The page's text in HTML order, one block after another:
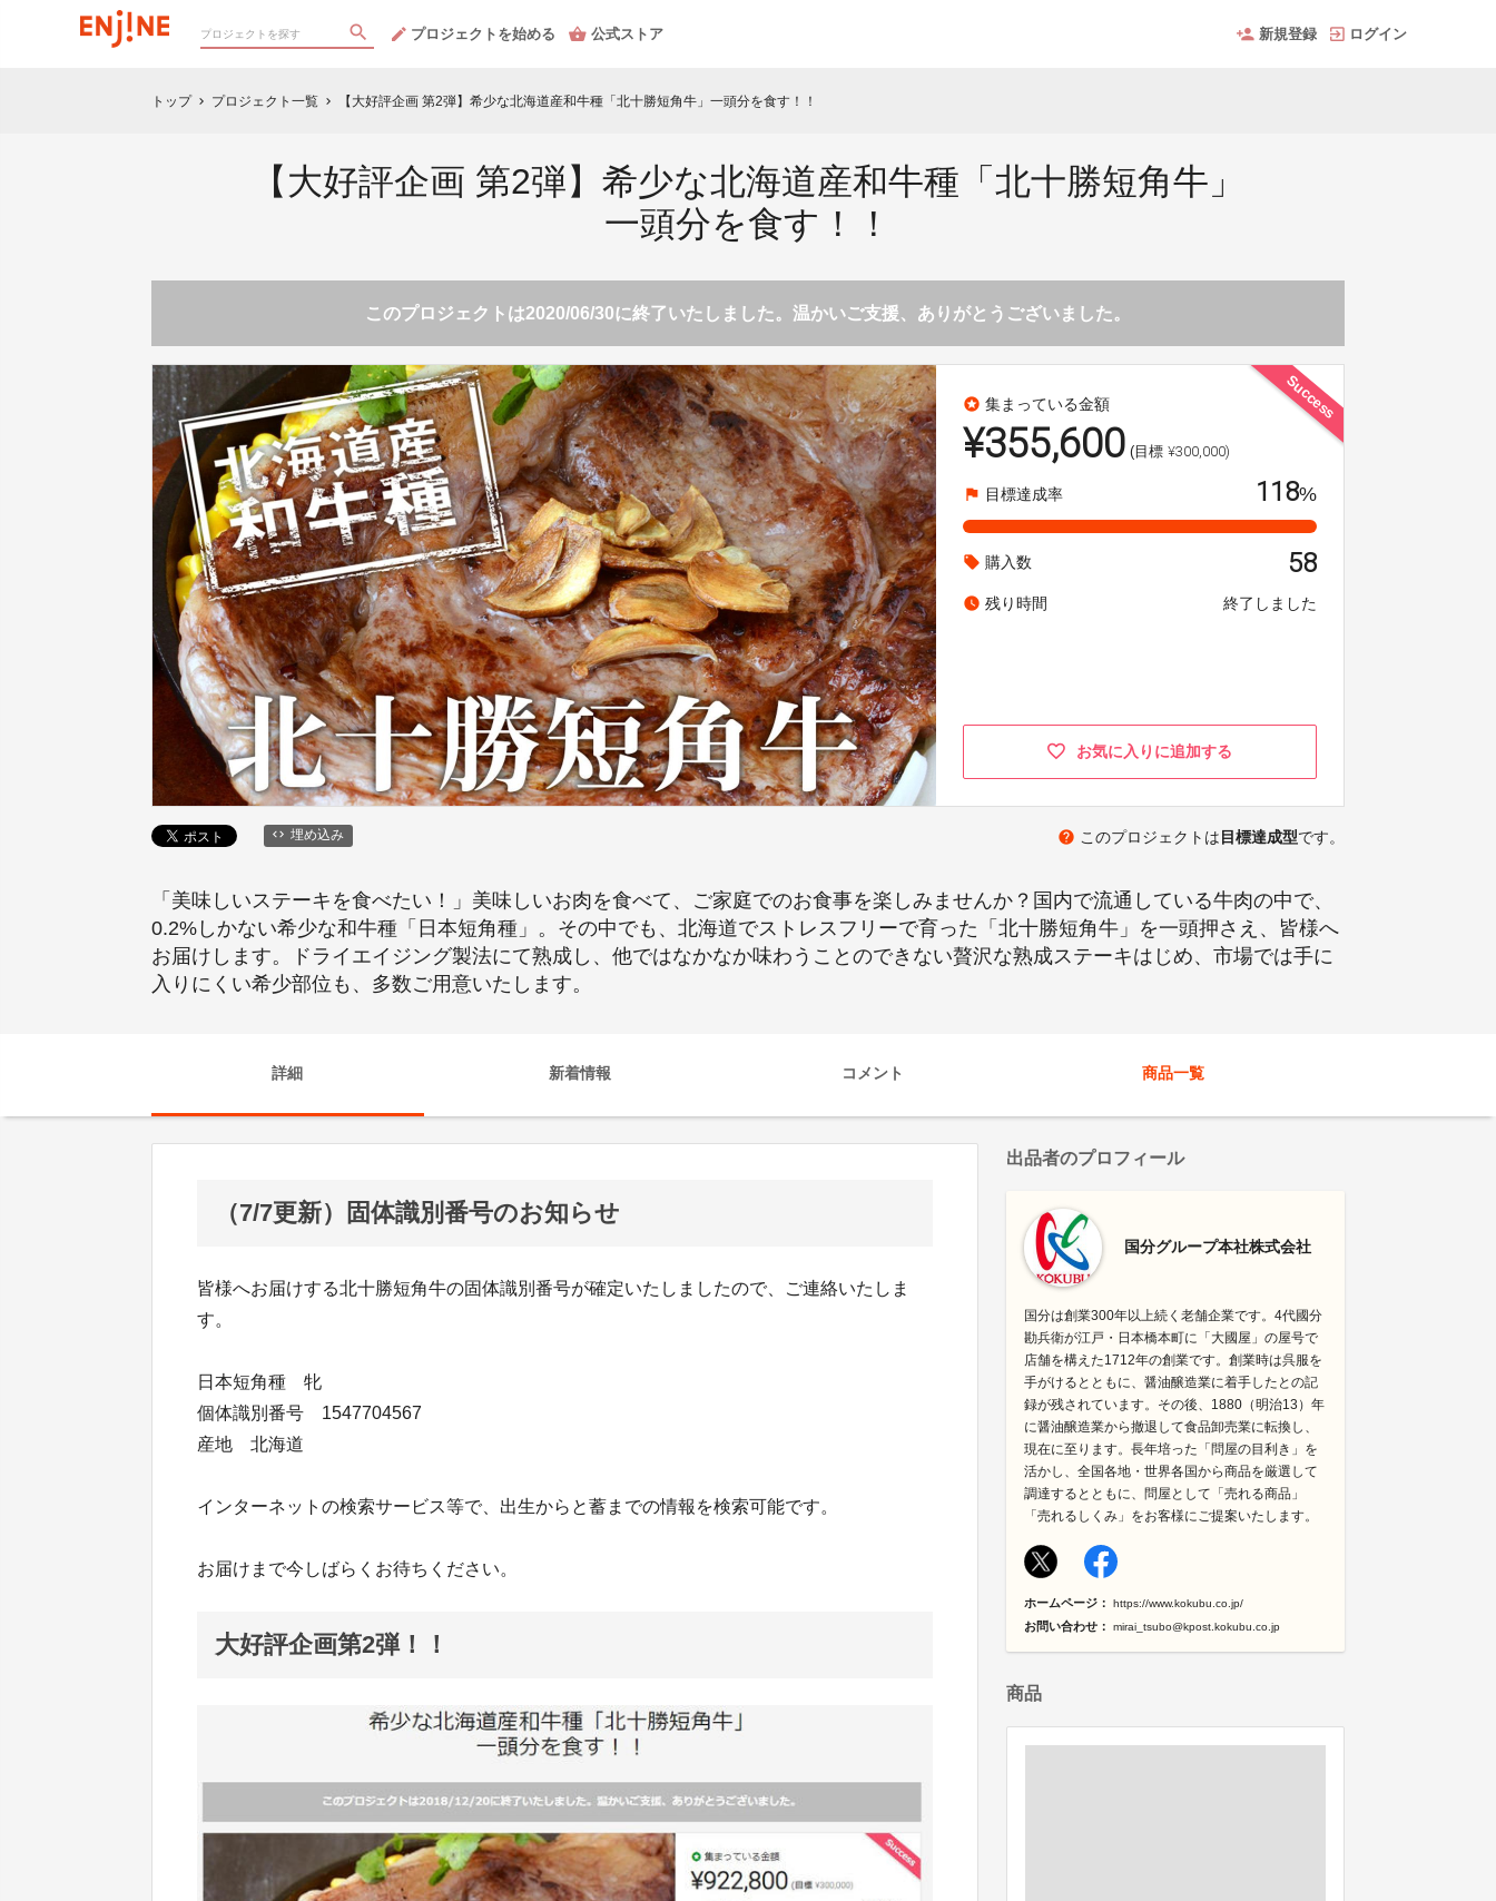
プロジェクトを始める 公式ストア 新規登録 ログイン
トップ chevron_right プロジェクト一覧 chevron_right 【大好評企画 第2弾】希少な北海道産和牛種「北十勝短角牛」一頭分を食す！！
【大好評企画 第2弾】希少な北海道産和牛種「北十勝短角牛」
一頭分を食す！！
このプロジェクトは2020/06/30に終了いたしました。温かいご支援、ありがとうございました。
Success
stars 集まっている金額
¥355,600 (目標 ¥300,000)
flag 目標達成率 118%
local_offer 購入数 58
watch_later 残り時間 終了しました
お気に入りに追加する
埋め込み help このプロジェクトは 目標達成型です。
「美味しいステーキを食べたい！」美味しいお肉を食べて、ご家庭でのお食事を楽しみませんか？国内で流通している牛肉の中で、
0.2%しかない希少な和牛種「日本短角種」。その中でも、北海道でストレスフリーで育った「北十勝短角牛」を一頭押さえ、皆様へ
お届けします。ドライエイジング製法にて熟成し、他ではなかなか味わうことのできない贅沢な熟成ステーキはじめ、市場では手に
入りにくい希少部位も、多数ご用意いたします。
詳細 新着情報 コメント 商品一覧
（7/7更新）固体識別番号のお知らせ
皆様へお届けする北十勝短角牛の固体識別番号が確定いたしましたので、ご連絡いたしま
す。
日本短角種 牝
個体識別番号 1547704567
産地 北海道
インターネットの検索サービス等で、出生からと蓄までの情報を検索可能です。
お届けまで今しばらくお待ちください。
大好評企画第2弾！！
出品者のプロフィール
国分グループ本社株式会社
国分は創業300年以上続く老舗企業です。4代國分
勘兵衛が江戸・日本橋本町に「大國屋」の屋号で
店舗を構えた1712年の創業です。創業時は呉服を
手がけるとともに、醤油醸造業に着手したとの記
録が残されています。その後、1880（明治13）年
に醤油醸造業から撤退して食品卸売業に転換し、
現在に至ります。長年培った「問屋の目利き」を
活かし、全国各地・世界各国から商品を厳選して
調達するとともに、問屋として「売れる商品」
「売れるしくみ」をお客様にご提案いたします。
ホームページ： https://www.kokubu.co.jp/
お問い合わせ： mirai_tsubo@kpost.kokubu.co.jp
商品